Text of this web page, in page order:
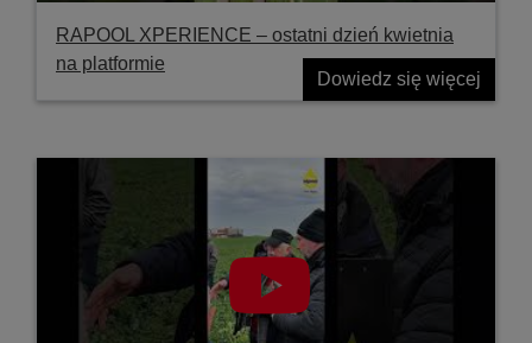
RAPOOL XPERIENCE – ostatni dzień kwietnia
na platformie
Dowiedz się więcej